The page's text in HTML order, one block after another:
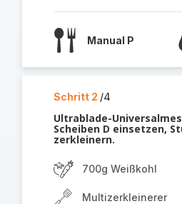
Manual P
Schritt 2 /4
Ultrablade-
Scheiben D einsetzen,
zerkleinern.
700g Weißkohl
Multizerkleinerer